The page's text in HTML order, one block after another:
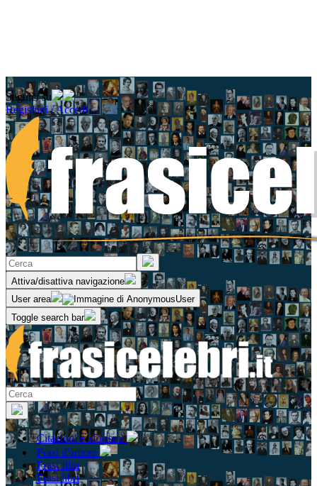
Seguici su
Registrati / Accedi
Attiva/disattiva navigazione
User area
Toggle search bar
Citazioni e aforismi
Frasi d'amore
Frasi film
Frasi libri